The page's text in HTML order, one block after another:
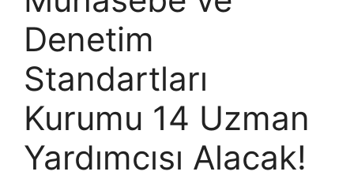
Denetim
Standartları
Kurumu 14 Uzman
Yardımcısı Alacak!